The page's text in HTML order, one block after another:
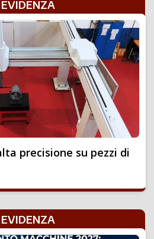
precisione su pezzi di